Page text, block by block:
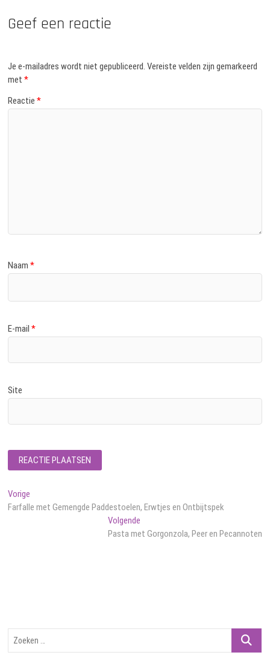
Geef een reactie
Je e-mailadres wordt niet gepubliceerd. Vereiste velden zijn gemarkeerd
met*
Reactie*
Naam*
E-mail*
Site
Bericht
navigatie
Vorige
bericht:
Farfalle met Gemengde Paddestoelen, Erwtjes en Ontbijtspek
VolgendeVolgend
bericht:
Pasta met Gorgonzola, Peer en Pecannoten
Zoeken